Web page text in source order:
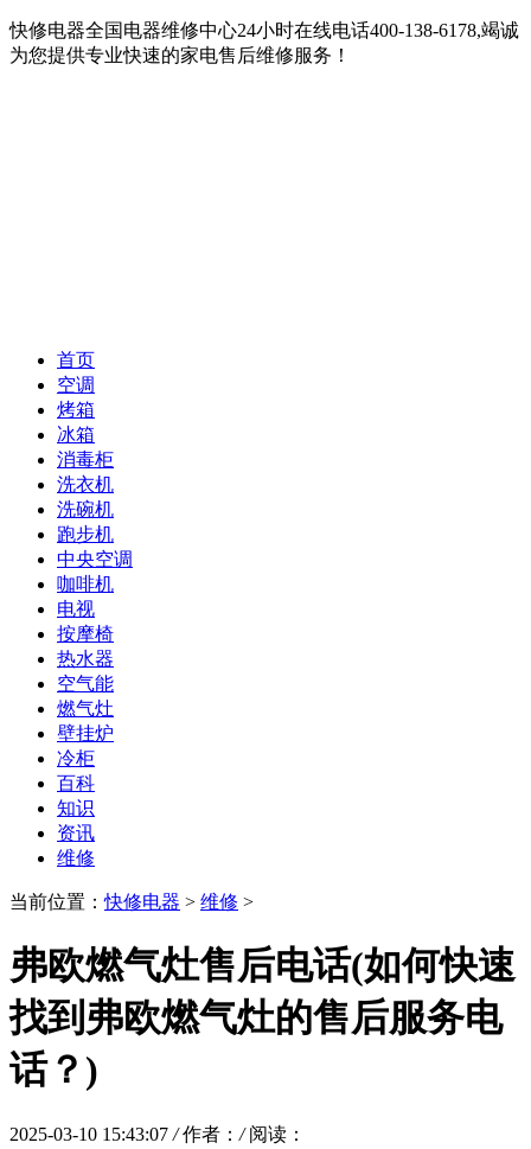
快修电器全国电器维修中心24小时在线电话400-138-6178,竭诚
为您提供专业快速的家电售后维修服务！
首页
空调
烤箱
冰箱
消毒柜
洗衣机
洗碗机
跑步机
中央空调
咖啡机
电视
按摩椅
热水器
空气能
燃气灶
壁挂炉
冷柜
百科
知识
资讯
维修
当前位置：快修电器 > 维修 >
弗欧燃气灶售后电话(如何快速
找到弗欧燃气灶的售后服务电
话？)
2025-03-10 15:43:07 / 作者： / 阅读：